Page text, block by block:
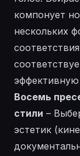
компонует
нескольких
Восемь
стили –
эстетик